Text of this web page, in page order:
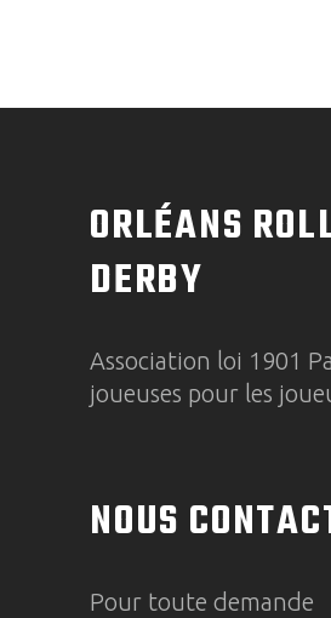
ORLÉANS
DERBY
Association loi 1901
joueuses pour les
NOUS
Pour toute demande